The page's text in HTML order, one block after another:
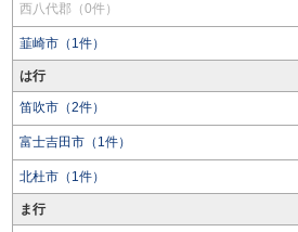
西八代郡（0件）
韮崎市（1件）
は行
笛吹市（2件）
富士吉田市（1件）
北杜市（1件）
ま行